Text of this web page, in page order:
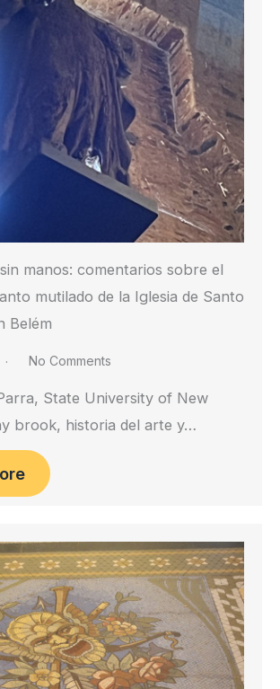
manos: comentarios sobre el
mutilado de la Iglesia de Santo
Belém
No Comments
State University of New
brook, historia del arte y…